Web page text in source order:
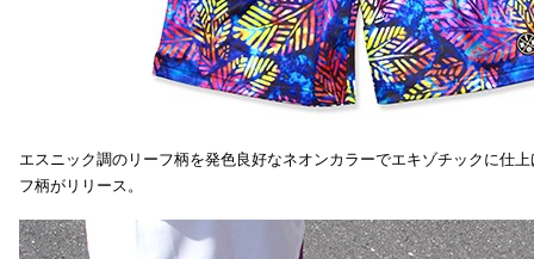
エスニック調のリーフ柄を発色良好なネオンカラーでエキゾチックに仕
フ柄がリリース。